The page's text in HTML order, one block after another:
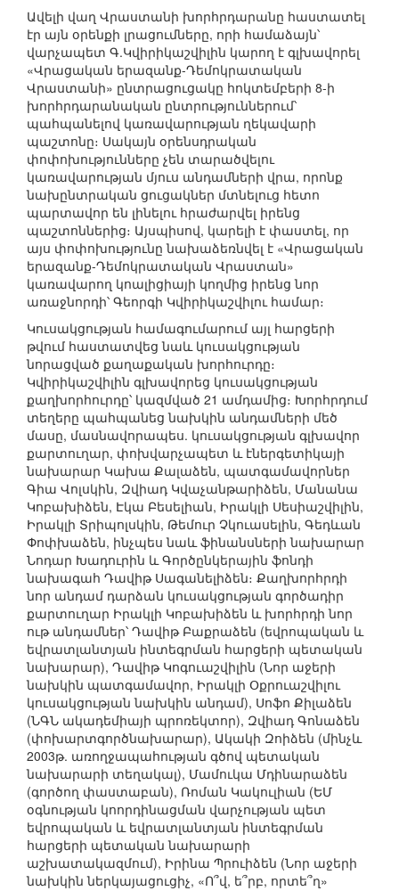
Ավելի վաղ Վրաստանի խորհրդարանը հաստատել
էր այն օրենքի լրացումները, որի համաձայն՝
վարչապետ Գ.Կվիրիկաշվիլին կարող է գլխավորել
«Վրացական երազանք-Դեմոկրատական
Վրաստանի» ընտրացուցակը հոկտեմբերի 8-ի
խորհրդարանական ընտրություններում՝
պահպանելով կառավարության ղեկավարի
պաշտոնը։ Սակայն օրենսդրական
փոփոխությունները չեն տարածվելու
կառավարության մյուս անդամների վրա, որոնք
նախընտրական ցուցակներ մտնելուց հետո
պարտավոր են լինելու հրաժարվել իրենց
պաշտոններից։ Այսպիսով, կարելի է փաստել, որ
այս փոփոխությունը նախաձեռնվել է «Վրացական
երազանք-Դեմոկրատական Վրաստան»
կառավարող կոալիցիայի կողմից իրենց նոր
առաջնորդի՝ Գեորգի Կվիրիկաշվիլու համար։
Կուսակցության համագումարում այլ հարցերի
թվում հաստատվեց նաև կուսակցության
նորացված քաղաքական խորհուրդը։
Կվիրիկաշվիլին գլխավորեց կուսակցության
քաղխորհուրդը՝ կազմված 21 ամդամից։ Խորհրդում
տեղերը պահպանեց նախկին անդամների մեծ
մասը, մասնավորապես. կուսակցության գլխավոր
քարտուղար, փոխվարչապետ և էներգետիկայի
նախարար Կախա Քալաձեն, պատգամավորներ
Գիա Վոլսկին, Զվիադ Կվաչանթարիձեն, Մանանա
Կոբախիձեն, Էկա Բեսելիան, Իրակլի Սեսիաշվիլին,
Իրակլի Տրիպոլսկին, Թեմուր Չկուասելին, Գեդևան
Փոփխաձեն, ինչպես նաև ֆինանսների նախարար
Նոդար Խադուրին և Գործընկերային ֆոնդի
նախագահ Դավիթ Սագանելիձեն։ Քաղխորհրդի
նոր անդամ դարձան կուսակցության գործադիր
քարտուղար Իրակլի Կոբախիձեն և խորհրդի նոր
ութ անդամներ՝ Դավիթ Բաքրաձեն (եվրոպական և
եվրատլանտյան ինտեգրման հարցերի պետական
նախարար), Դավիթ Կոգուաշվիլին (Նոր աջերի
նախկին պատգամավոր, Իրակլի Օքրուաշվիլու
կուսակցության նախկին անդամ), Սոֆո Քիլաձեն
(ՆԳՆ ակադեմիայի պրոռեկտոր), Զվիադ Գոնաձեն
(փոխարտգործնախարար), Ակակի Զոիձեն (մինչև
2003թ. առողջապահության գծով պետական
նախարարի տեղակալ), Մամուկա Մդինարաձեն
(գործող փաստաբան), Ռոման Կակուլիան (ԵՄ
օգնության կոորդինացման վարչության պետ
եվրոպական և եվրատլանտյան ինտեգրման
հարցերի պետական նախարարի
աշխատակազմում), Իրինա Պրուիձեն (Նոր աջերի
նախկին ներկայացուցիչ, «Ո՞վ, ե՞րբ, որտե՞ղ»